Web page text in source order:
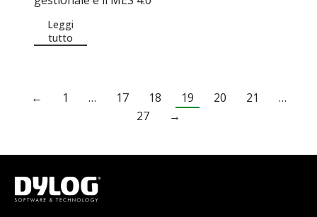
Leggi
tutto
← 1 … 17 18 19 20 21
…
27
→